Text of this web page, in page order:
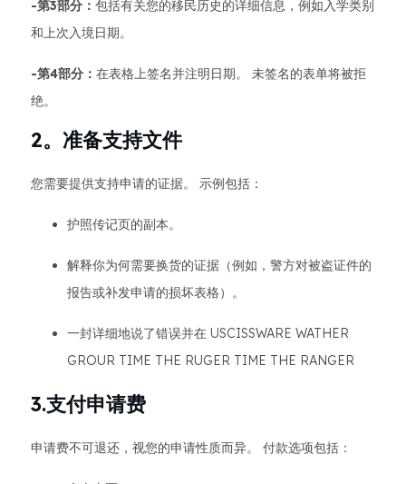
-第3部分： 包括有关您的移民历史的详细信息，例如入学类别
和上次入境日期。
-第4部分： 在表格上签名并注明日期。 未签名的表单将被拒
绝。
2。准备支持文件
您需要提供支持申请的证据。 示例包括：
护照传记页的副本。
解释你为何需要换货的证据（例如，警方对被盗证件的
报告或补发申请的损坏表格）。
一封详细地说了错误并在 USCISSWARE WATHER
GROUR TIME THE RUGER TIME THE RANGER
3.支付申请费
申请费不可退还，视您的申请性质而异。 付款选项包括：